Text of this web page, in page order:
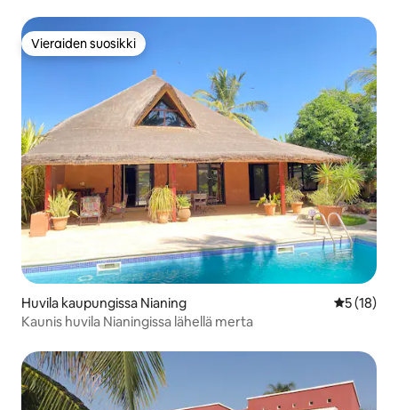
Vieraiden suosikki
Vieraiden suosikki
Huvila kaupungissa Nianing
5 (18)
Kaunis huvila Nianingissa lähellä merta